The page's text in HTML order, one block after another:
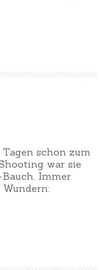
schon zum
war sie
Immer